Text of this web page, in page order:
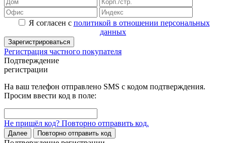
Я согласен с политикой в отношении персональных
данных
Зарегистрироваться
Регистрация частного покупателя
Подтверждение
регистрации
На ваш телефон отправлено SMS с кодом подтверждения.
Просим ввести код в поле:
Не пришёл код? Повторно отправить код.
Далее Повторно отправить код